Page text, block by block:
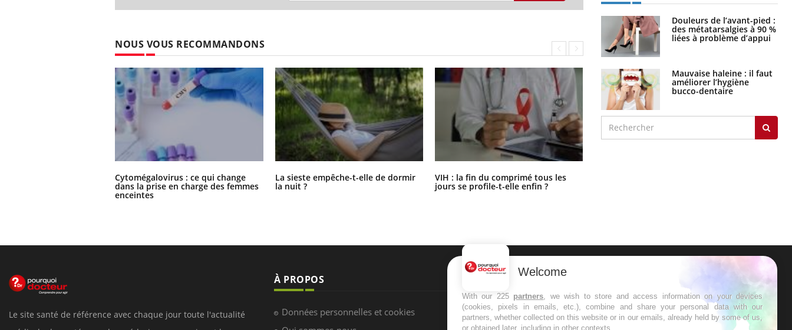
NOUS VOUS RECOMMANDONS
Cytomégalovirus : ce qui change
dans la prise en charge des femmes
enceintes
La sieste empêche-t-elle de dormir
la nuit ?
VIH : la fin du comprimé tous les
jours se profile-t-elle enfin ?
Douleurs de l’avant-pied :
des métatarsalgies à 90 %
liées à problème d’appui
Mauvaise haleine : il faut
améliorer l’hygiène
bucco-dentaire
Le site santé de référence avec chaque jour toute l'actualité
À PROPOS
Données personnelles et cookies
NEWSLETTER
Recevez toutes les semaines les meilleures
infos santé
Welcome
With our 225 partners, we wish to store and access information on your devices
(cookies, pixels in emails, etc.), combine and share your personal data with our
partners, whether collected on this website or in our emails, already held by some of us,
or obtained later, including in other contexts.